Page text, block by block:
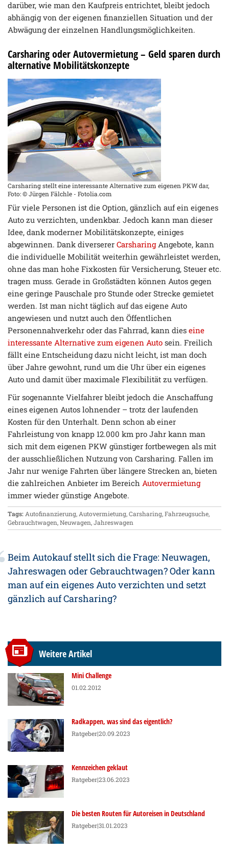
darüber, wie man den Kaufpreis entrichtet, bleibt jedoch
abhängig von der eigenen finanziellen Situation und der
Abwägung der einzelnen Handlungsmöglichkeiten.
Carsharing oder Autovermietung – Geld sparen durch
alternative Mobilitätskonzepte
Carsharing stellt eine interessante Alternative zum eigenen PKW dar,
Foto: © Jürgen Fälchle - Fotolia.com
Für viele Personen ist die Option, gänzlich auf ein eigenes
Auto zu verzichten, undenkbar. Jedoch kann man dieser
Idee, dank moderner Mobilitätskonzepte, einiges
abgewinnen. Dank diverserer CarsharingAngebote, kann
die individuelle Mobilität weiterhin gewährleistet werden,
ohne das man hohe Fixkosten für Versicherung, Steuer etc.
tragen muss. Gerade in Großstädten können Autos gegen
eine geringe Pauschale pro Stunde oder Strecke gemietet
werden. Ist man nicht täglich auf das eigene Auto
angewiesen und nutzt auch den Öffentlichen
Personennahverkehr oder das Fahrrad, kann dies eine
interessante Alternative zum eigenen Auto sein. Freilich
fällt eine Entscheidung dazu nicht leicht, ist man doch
über Jahre gewohnt, rund um die Uhr über ein eigenes
Auto und damit über maximale Flexibilität zu verfügen.
Für sogenannte Vielfahrer bleibt jedoch die Anschaffung
eines eigenen Autos lohnender – trotz der laufenden
Kosten für den Unterhalt. Denn schon ab einer
Fahrleistung von knapp 12.000 km pro Jahr kann man
sich mit dem eigenen PKW günstiger fortbewegen als mit
der ausschließlichen Nutzung von Carsharing. Fallen im
Jahr nur wenige Fahrten über längere Strecken an, bieten
die zahlreichen Anbieter im Bereich Autovermietung
immer wieder günstige Angebote.
Tags:Autofinanzierung,Autovermietung,Carsharing,Fahrzeugsuche,
Gebrauchtwagen,Neuwagen,Jahreswagen
Beim Autokauf stellt sich die Frage: Neuwagen,
Jahreswagen oder Gebrauchtwagen? Oder kann
man auf ein eigenes Auto verzichten und setzt
gänzlich auf Carsharing?
Weitere Artikel
Mini Challenge
01.02.2012
Radkappen, was sind das eigentlich?
Ratgeber|20.09.2023
Kennzeichen geklaut
Ratgeber|23.06.2023
Die besten Routen für Autoreisen in Deutschland
Ratgeber|31.01.2023